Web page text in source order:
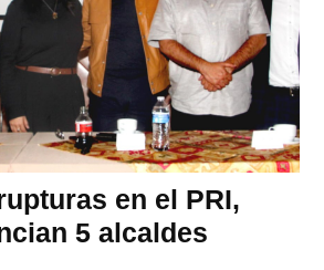
en el PRI,
5 alcaldes